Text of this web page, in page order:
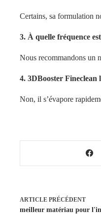
Certains, sa formulation
3. À quelle fréquence
Nous recommandons un
4. 3DBooster Fineclean
Non, il s’évapore
ARTICLE PRÉCÉDENT
meilleur matériau pour